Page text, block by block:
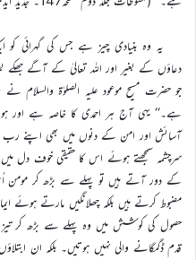
یہ وہ بنیادی چیز ہے جس کی گہرائی کو
دعاؤں کے بغیر اور اللہ تعالیٰ کے آگے
جو حضرت مسیح موعود علیہ الصلوٰۃ والسلام نے
ہے۔‘‘ یہی آج ہر احمدی کا خاصہ ہے اور
آسائش اور امن کے دنوں میں بھی اپنے
سرچشمہ سمجھتے ہوئے اس کا حقیقی خوف دل
کے دور آتے ہیں تو پہلے سے بڑھ کر مومن
مضبوط کرتے ہیں بلکہ چھلانگیں مارتے ہوئے
حصول کی کوشش میں وہ پہلے سے بڑھ کر
قدم ڈگمگانے والی نہیں ہوتیں۔ بلکہ ان